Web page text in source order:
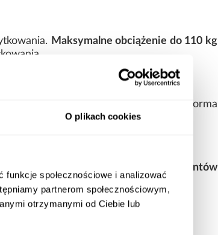
O plikach cookies
społecznościowe i analizować
partnerom społecznościowym,
otrzymanymi od Ciebie lub
Maksymalne obciążenie do 110 kg
meblami i dodatkami. Uniwersalna forma
potrzeb użytkownika.
czytelna instrukcja oraz komplet elementów